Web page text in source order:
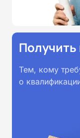
всей
Тем, кому
о